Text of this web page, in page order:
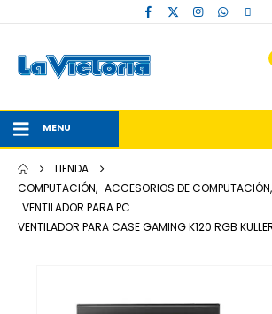
MENU
TIENDA
COMPUTACIÓN, ACCESORIOS DE COMPUTACIÓN,
VENTILADOR PARA PC
VENTILADOR PARA CASE GAMING K120 RGB